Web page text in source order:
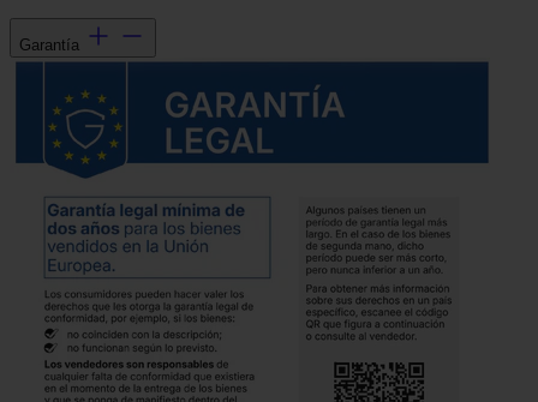
Garantía